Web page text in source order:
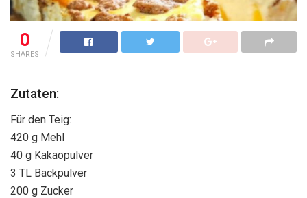
0
SHARES
Zutaten:
Für den Teig:
420 g Mehl
40 g Kakaopulver
3 TL Backpulver
200 g Zucker